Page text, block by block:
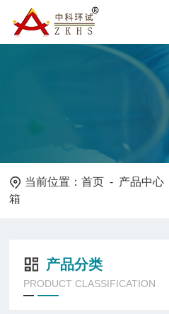
当前位置：首页 - 产品中心
箱
产品分类
PRODUCT CLASSIFICATION